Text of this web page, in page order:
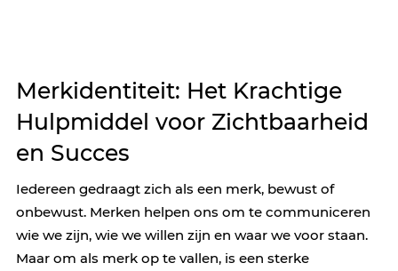
Merkidentiteit: Het Krachtige
Hulpmiddel voor Zichtbaarheid
en Succes
Iedereen gedraagt zich als een merk, bewust of
onbewust. Merken helpen ons om te communiceren
wie we zijn, wie we willen zijn en waar we voor staan.
Maar om als merk op te vallen, is een sterke